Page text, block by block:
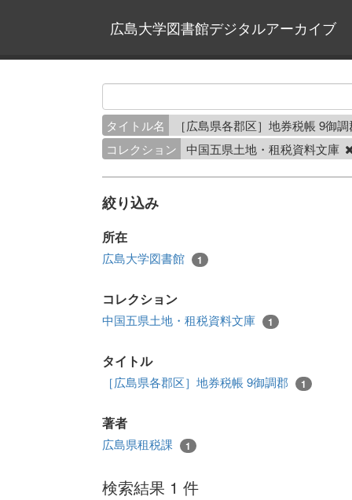
広島大学図書館デジタルアーカイブ
タイトル名
［広島県各郡区］地券税帳 9御
コレクション
中国五県土地・租税資料文庫
絞り込み
所在
広島大学図書館 1
コレクション
中国五県土地・租税資料文庫 1
タイトル
［広島県各郡区］地券税帳 9御調郡 1
著者
広島県租税課 1
検索結果 1 件